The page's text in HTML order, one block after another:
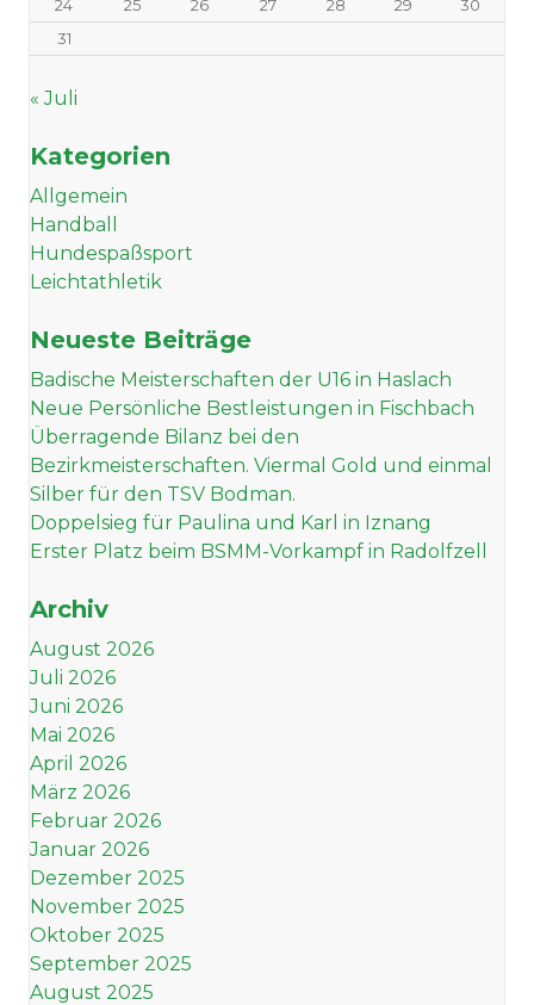
24 25 26 27 28 29
30
31
« Juli
Kategorien
Allgemein
Handball
Hundespaßsport
Leichtathletik
Neueste Beiträge
Badische Meisterschaften der U16 in Haslach
Neue Persönliche Bestleistungen in Fischbach
Überragende Bilanz bei den
Bezirkmeisterschaften. Viermal Gold und einmal
Silber für den TSV Bodman.
Doppelsieg für Paulina und Karl in Iznang
Erster Platz beim BSMM-Vorkampf in Radolfzell
Archiv
August 2026
Juli 2026
Juni 2026
Mai 2026
April 2026
März 2026
Februar 2026
Januar 2026
Dezember 2025
November 2025
Oktober 2025
September 2025
August 2025